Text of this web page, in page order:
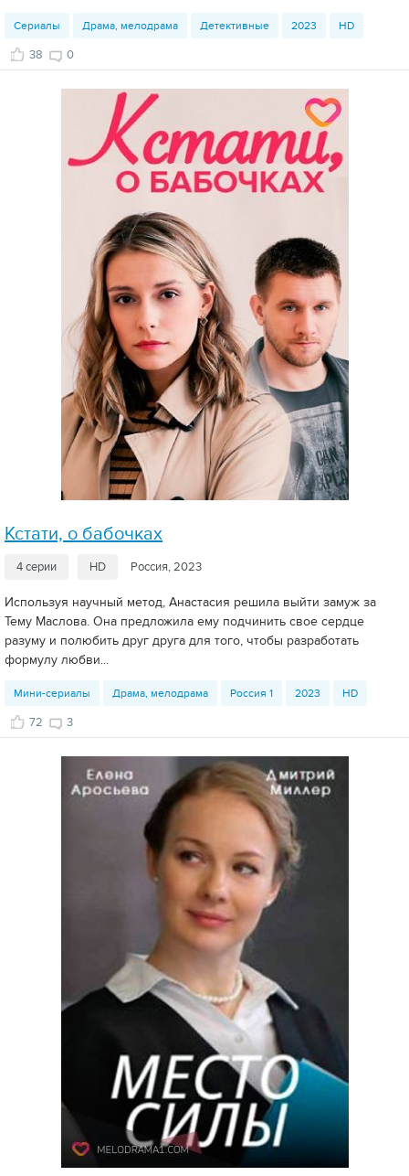
Сериалы Драма, мелодрама Детективные 2023 HD
38 0
Кстати, о бабочках
4 серии HD Россия, 2023
Используя научный метод, Анастасия решила выйти замуж за
Тему Маслова. Она предложила ему подчинить свое сердце
разуму и полюбить друг друга для того, чтобы разработать
формулу любви...
Мини-сериалы Драма, мелодрама Россия 1 2023 HD
72 3